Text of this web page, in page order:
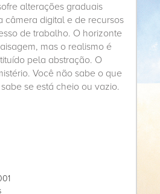
alterações graduais
câmera digital e de recursos
de trabalho. O horizonte
mas o realismo é
pela abstração. O
Você não sabe o que
se está cheio ou vazio.